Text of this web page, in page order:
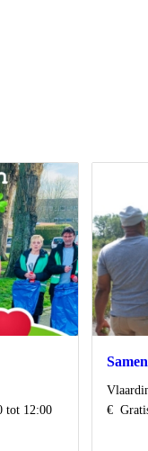
tot 12:00
Locatie
Kosten
€